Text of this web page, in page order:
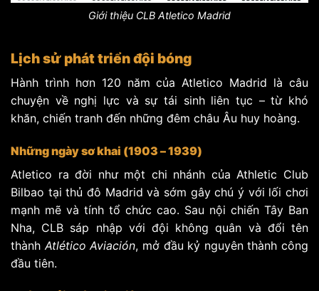
Giới thiệu CLB Atletico Madrid
Lịch sử phát triển đội bóng
Hành trình hơn 120 năm của Atletico Madrid là câu
chuyện về nghị lực và sự tái sinh liên tục – từ khó
khăn, chiến tranh đến những đêm châu Âu huy hoàng.
Những ngày sơ khai (1903 – 1939)
Atletico ra đời như một chi nhánh của Athletic Club
Bilbao tại thủ đô Madrid và sớm gây chú ý với lối chơi
mạnh mẽ và tính tổ chức cao. Sau nội chiến Tây Ban
Nha, CLB sáp nhập với đội không quân và đổi tên
thành Atlético Aviación, mở đầu kỷ nguyên thành công
đầu tiên.